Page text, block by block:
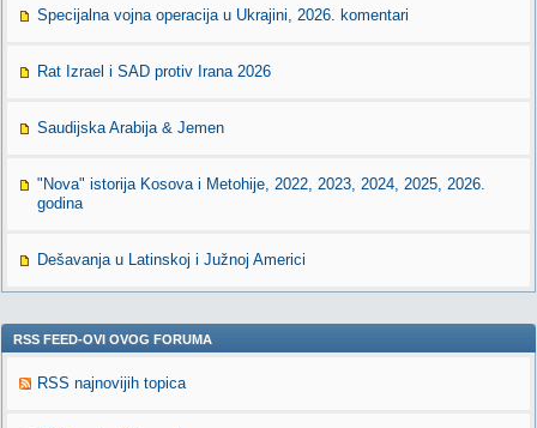
Specijalna vojna operacija u Ukrajini, 2026. komentari
Rat Izrael i SAD protiv Irana 2026
Saudijska Arabija & Jemen
"Nova" istorija Kosova i Metohije, 2022, 2023, 2024, 2025, 2026.
godina
Dešavanja u Latinskoj i Južnoj Americi
RSS FEED-OVI OVOG FORUMA
RSS najnovijih topica